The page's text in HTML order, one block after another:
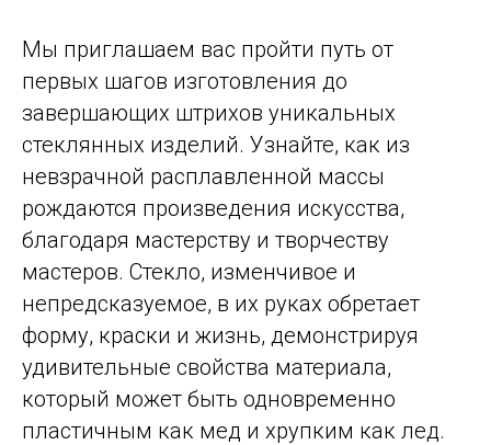
Мы приглашаем вас пройти путь от
первых шагов изготовления до
завершающих штрихов уникальных
стеклянных изделий. Узнайте, как из
невзрачной расплавленной массы
рождаются произведения искусства,
благодаря мастерству и творчеству
мастеров. Стекло, изменчивое и
непредсказуемое, в их руках обретает
форму, краски и жизнь, демонстрируя
удивительные свойства материала,
который может быть одновременно
пластичным как мед и хрупким как лед.